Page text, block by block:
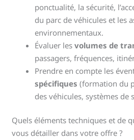
ponctualité, la sécurité,
du parc de véhicules et les
environnementaux.
Évaluer lesvolumes de
passagers, fréquences,
Prendre en compte les
spécifiques (formation du
des véhicules, systèmes de
Quels éléments techniques et de
vous détailler dans votre offre ?